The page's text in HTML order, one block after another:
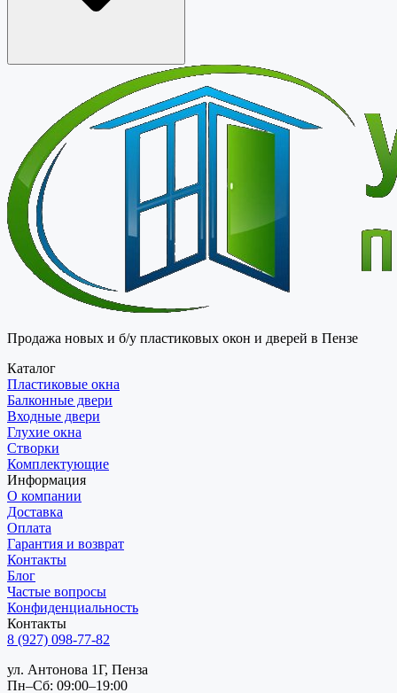
Продажа новых и б/у пластиковых окон и дверей в Пензе
Каталог
Пластиковые окна
Балконные двери
Входные двери
Глухие окна
Створки
Комплектующие
Информация
О компании
Доставка
Оплата
Гарантия и возврат
Контакты
Блог
Частые вопросы
Конфиденциальность
Контакты
8 (927) 098-77-82
ул. Антонова 1Г, Пенза
Пн–Сб: 09:00–19:00